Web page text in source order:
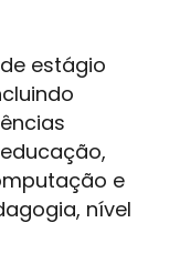
estágio
e
nível